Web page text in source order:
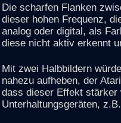
Die scharfen Flanken
dieser hohen Frequenz,
analog oder digital, als
diese nicht aktiv erkennt
Mit zwei Halbbildern
nahezu aufheben, der
dass dieser Effekt stärker
Unterhaltungsgeräten,